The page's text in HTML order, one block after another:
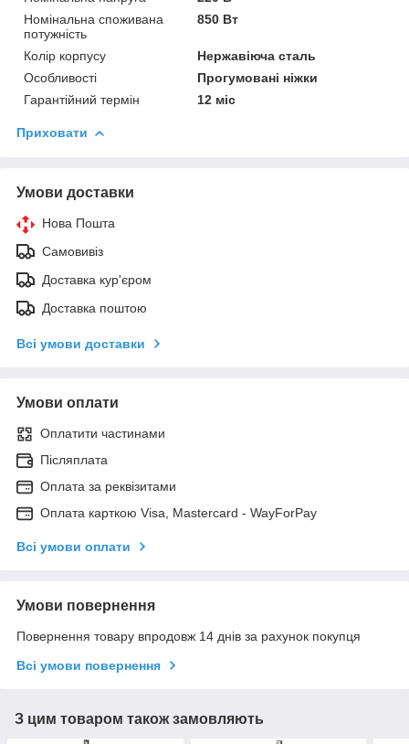
Номінальна споживана
потужність
850 Вт
Колір корпусу
Нержавіюча сталь
Особливості
Прогумовані ніжки
Гарантійний термін
12 міс
Приховати
Умови доставки
Нова Пошта
Самовивіз
Доставка кур'єром
Доставка поштою
Всі умови доставки
Умови оплати
Оплатити частинами
Післяплата
Оплата за реквізитами
Оплата карткою Visa, Mastercard - WayForPay
Всі умови оплати
Умови повернення
Повернення товару впродовж 14 днів за рахунок покупця
Всі умови повернення
З цим товаром також замовляють